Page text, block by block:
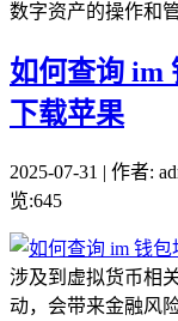
数字资产的操作和
如何查询 im
下载苹果
2025-07-31 | 作者:
览:645
涉及到虚拟货币相
动，会带来金融风